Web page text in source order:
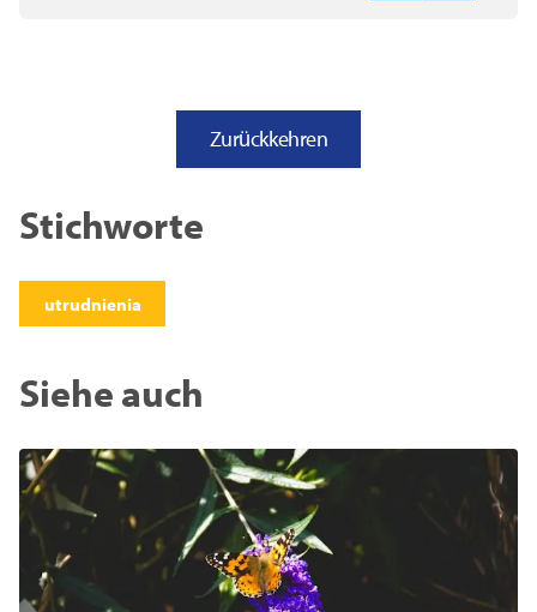
Zurückkehren
Stichworte
utrudnienia
Siehe auch